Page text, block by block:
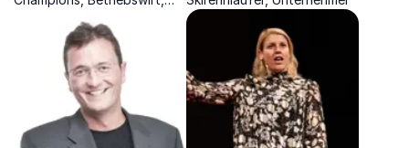
Diplom-Pädagoge &
Betriebs-Psychologe